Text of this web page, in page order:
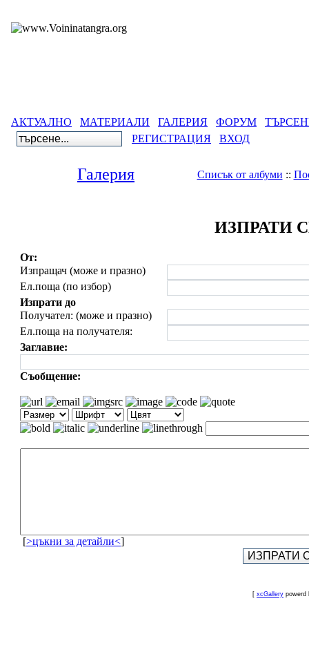
АКТУАЛНО МАТЕРИАЛИ ГАЛЕРИЯ ФОРУМ
РЕГИСТРАЦИЯ
ВХОД
Галерия Списък от албуми ::
ИЗПРАТИ
От:
Изпращач (може и празно)
Ел.поща (по избор)
Изпрати до
Получател: (може и празно)
Ел.поща на получателя:
Заглавие:
Съобщение:
[>цъкни за детайли<]
[ xcGallery